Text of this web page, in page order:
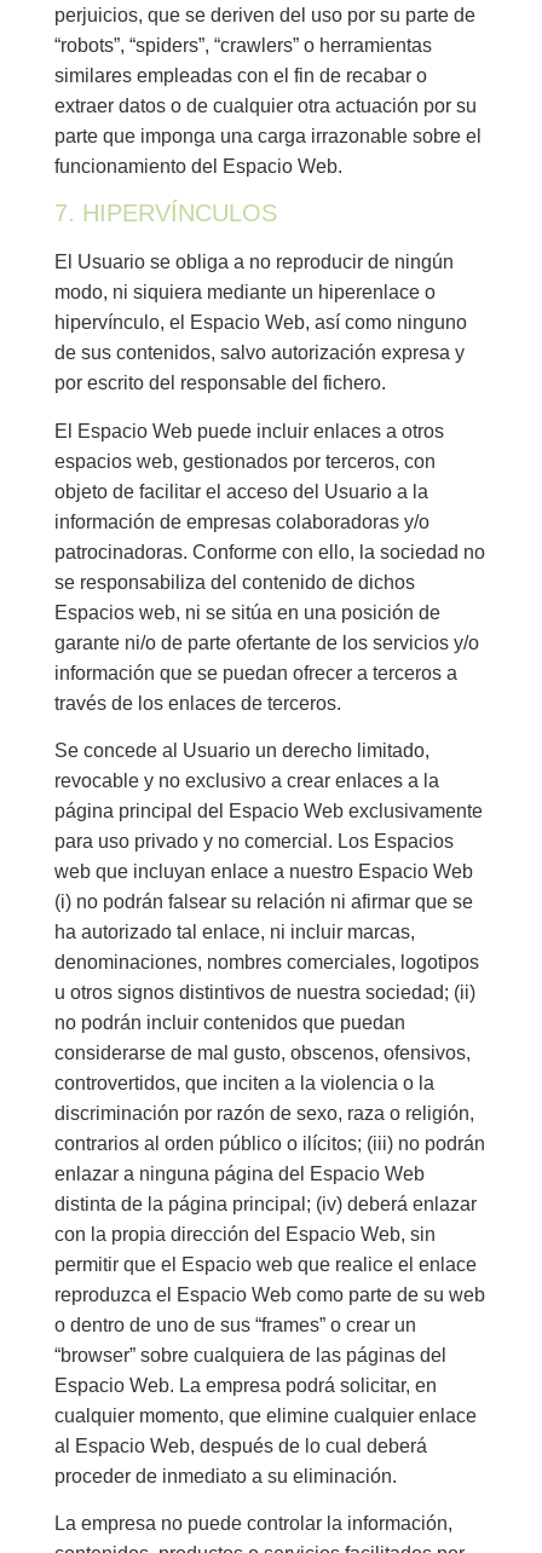
perjuicios, que se deriven del uso por su parte de
“robots”, “spiders”, “crawlers” o herramientas
similares empleadas con el fin de recabar o
extraer datos o de cualquier otra actuación por su
parte que imponga una carga irrazonable sobre el
funcionamiento del Espacio Web.
7. HIPERVÍNCULOS
El Usuario se obliga a no reproducir de ningún
modo, ni siquiera mediante un hiperenlace o
hipervínculo, el Espacio Web, así como ninguno
de sus contenidos, salvo autorización expresa y
por escrito del responsable del fichero.
El Espacio Web puede incluir enlaces a otros
espacios web, gestionados por terceros, con
objeto de facilitar el acceso del Usuario a la
información de empresas colaboradoras y/o
patrocinadoras. Conforme con ello, la sociedad no
se responsabiliza del contenido de dichos
Espacios web, ni se sitúa en una posición de
garante ni/o de parte ofertante de los servicios y/o
información que se puedan ofrecer a terceros a
través de los enlaces de terceros.
Se concede al Usuario un derecho limitado,
revocable y no exclusivo a crear enlaces a la
página principal del Espacio Web exclusivamente
para uso privado y no comercial. Los Espacios
web que incluyan enlace a nuestro Espacio Web
(i) no podrán falsear su relación ni afirmar que se
ha autorizado tal enlace, ni incluir marcas,
denominaciones, nombres comerciales, logotipos
u otros signos distintivos de nuestra sociedad; (ii)
no podrán incluir contenidos que puedan
considerarse de mal gusto, obscenos, ofensivos,
controvertidos, que inciten a la violencia o la
discriminación por razón de sexo, raza o religión,
contrarios al orden público o ilícitos; (iii) no podrán
enlazar a ninguna página del Espacio Web
distinta de la página principal; (iv) deberá enlazar
con la propia dirección del Espacio Web, sin
permitir que el Espacio web que realice el enlace
reproduzca el Espacio Web como parte de su web
o dentro de uno de sus “frames” o crear un
“browser” sobre cualquiera de las páginas del
Espacio Web. La empresa podrá solicitar, en
cualquier momento, que elimine cualquier enlace
al Espacio Web, después de lo cual deberá
proceder de inmediato a su eliminación.
La empresa no puede controlar la información,